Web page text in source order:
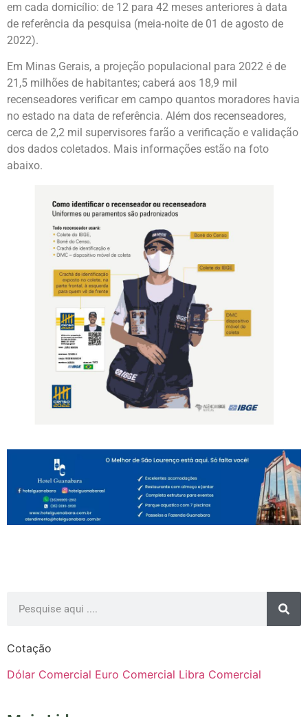
em cada domicílio: de 12 para 42 meses anteriores à data
de referência da pesquisa (meia-noite de 01 de agosto de
2022).
Em Minas Gerais, a projeção populacional para 2022 é de
21,5 milhões de habitantes; caberá aos 18,9 mil
recenseadores verificar em campo quantos moradores havia
no estado na data de referência. Além dos recenseadores,
cerca de 2,2 mil supervisores farão a verificação e validação
dos dados coletados. Mais informações estão na foto
abaixo.
Cotação
Dólar Comercial Euro Comercial Libra Comercial